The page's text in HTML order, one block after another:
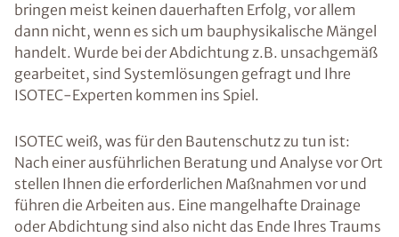
bringen meist keinen dauerhaften Erfolg, vor allem
dann nicht, wenn es sich um bauphysikalische Mängel
handelt. Wurde bei der Abdichtung z.B. unsachgemäß
gearbeitet, sind Systemlösungen gefragt und Ihre
ISOTEC-Experten kommen ins Spiel.
ISOTEC weiß, was für den Bautenschutz zu tun ist:
Nach einer ausführlichen Beratung und Analyse vor Ort
stellen Ihnen die erforderlichen Maßnahmen vor und
führen die Arbeiten aus. Eine mangelhafte Drainage
oder Abdichtung sind also nicht das Ende Ihres Traums